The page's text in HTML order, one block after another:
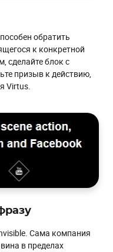
обратить
к конкретной
сделайте блок с
призыв к действию,
Virtus.
Сама компания
в пределах